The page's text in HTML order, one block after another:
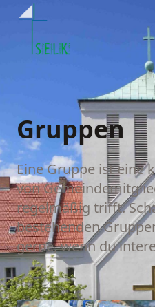
Zum Heiligen Kreuz
Gruppen
Eine Gruppe ist eine
von
regelmäßig trifft.
bestehenden
gerne, wenn du